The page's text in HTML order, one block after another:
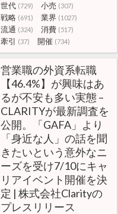
世代 (729) 小売 (307)
戦略 (691) 業界 (1027)
流通 (324) 消費 (517)
牽引 (37) 開催 (734)
営業職の外資系転職
【46.4%】が興味はあ
るが不安も多い実態 –
CLARITYが最新調査を
公開。「GAFA」より
「身近な人」の話を聞
きたいという意外なニ
ーズを受け7/10にキャ
リアイベント開催を決
定 | 株式会社Clarityの
プレスリリース